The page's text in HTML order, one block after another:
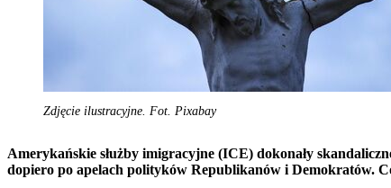
Zdjęcie ilustracyjne. Fot. Pixabay
Amerykańskie służby imigracyjne (ICE) dokonały
dopiero po apelach polityków Republikanów i Demokratów.